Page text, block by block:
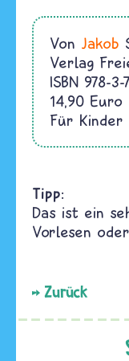
Von Jakob
Verlag
ISBN 978-3-
14,90 Euro
Für Kinder
Tipp:
Das ist ein
Vorlesen
Zurück